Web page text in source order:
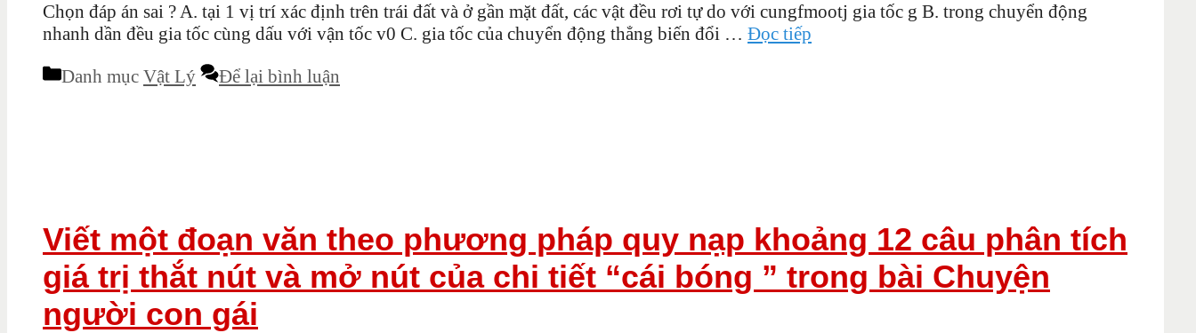
Chọn đáp án sai ? A. tại 1 vị trí xác định trên trái đất và ở gần mặt đất, các vật đều rơi tự do với cungfmootj gia tốc g B. trong chuyển động
nhanh dần đều gia tốc cùng dấu với vận tốc v0 C. gia tốc của chuyển động thẳng biến đổi … Đọc tiếp
Danh mục Vật Lý Để lại bình luận
Viết một đoạn văn theo phương pháp quy nạp khoảng 12 câu phân tích
giá trị thắt nút và mở nút của chi tiết “cái bóng ” trong bài Chuyện
người con gái